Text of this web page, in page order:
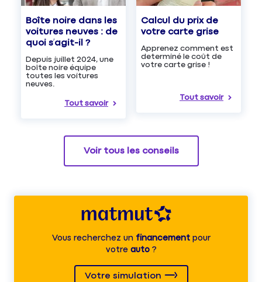
Boîte noire dans les
voitures neuves : de
quoi s’agit-il ?
Depuis juillet 2024, une
boîte noire équipe
toutes les voitures
neuves.
Tout savoir
Calcul du prix de
votre carte grise
Apprenez comment est
determiné le coût de
votre carte grise !
Tout savoir
Voir tous les conseils
Vous recherchez unfinancementpour
votre auto?
Votre simulation